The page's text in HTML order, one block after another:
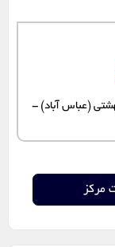
(عباس آباد) -